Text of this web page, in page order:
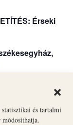
és tartalmi
Érseki
és Gizella